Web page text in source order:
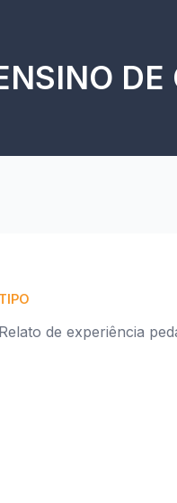
DE
TIPO
Relato de experiência